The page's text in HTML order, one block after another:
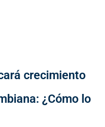
crecimiento
¿Cómo lo